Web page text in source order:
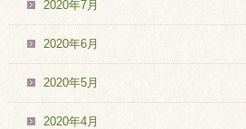
2020年7月
2020年6月
2020年5月
2020年4月